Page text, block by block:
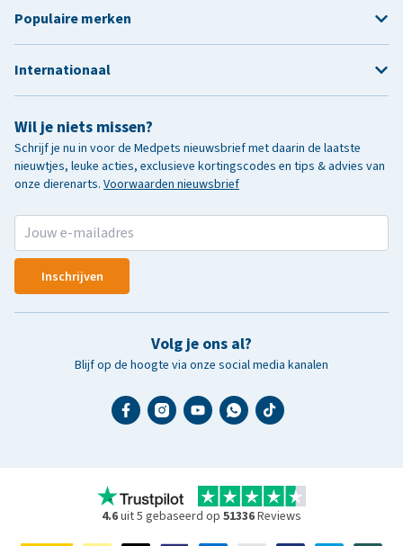
Wil je niets missen?
Schrijf je nu in voor de Medpets nieuwsbrief met daarin de laatste
nieuwtjes, leuke acties, exclusieve kortingscodes en tips & advies van
onze dierenarts. Voorwaarden nieuwsbrief
Inschrijven
Volg je ons al?
Blijf op de hoogte via onze social media kanalen
Populaire merken
Internationaal
4.6uit 5 gebaseerd op 51336Reviews